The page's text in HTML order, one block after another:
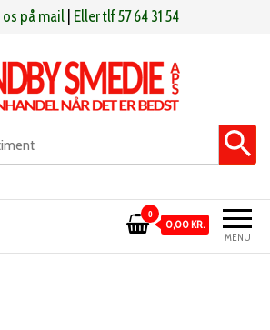
os på mail Eller tlf 57 64 31 54
Maskinhandel når det er bedst
MENU
0
0,00 KR.